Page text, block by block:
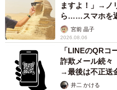
ますよ！」→ノ
ら……スマホを
カモ代表かも」
宮前 晶子
2026.08.06
「LINEのQRコ
詐欺メール続
→最後は不正送
提」の対策
井二 かける